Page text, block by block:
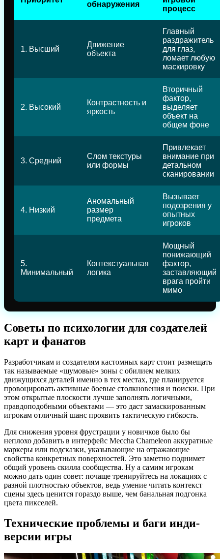
обнаружения
процесс
1. Высший
Движение
объекта
Главный
раздражитель
для глаз,
ломает любую
маскировку
2. Высокий
Контрастность и
яркость
Вторичный
фактор,
выделяет
объект на
общем фоне
3. Средний
Слом текстуры
или формы
Привлекает
внимание при
детальном
сканировании
4. Низкий
Аномальный
размер
предмета
Вызывает
подозрения у
опытных
игроков
5.
Минимальный
Контекстуальная
логика
Мощный
понижающий
фактор,
заставляющий
врага пройти
мимо
Советы по психологии для создателей
карт и фанатов
Разработчикам и создателям кастомных карт стоит размещать
так называемые «шумовые» зоны с обилием мелких
движущихся деталей именно в тех местах, где планируется
провоцировать активные боевые столкновения и поиски. При
этом открытые плоскости лучше заполнять логичными,
правдоподобными объектами — это даст замаскированным
игрокам отличный шанс проявить тактическую гибкость.
Для снижения уровня фрустрации у новичков было бы
неплохо добавить в интерфейс Meccha Chameleon аккуратные
маркеры или подсказки, указывающие на отражающие
свойства конкретных поверхностей. Это заметно поднимет
общий уровень скилла сообщества. Ну а самим игрокам
можно дать один совет: почаще тренируйтесь на локациях с
разной плотностью объектов, ведь умение читать контекст
сцены здесь ценится гораздо выше, чем банальная подгонка
цвета пикселей.
Технические проблемы и баги инди-
версии игры